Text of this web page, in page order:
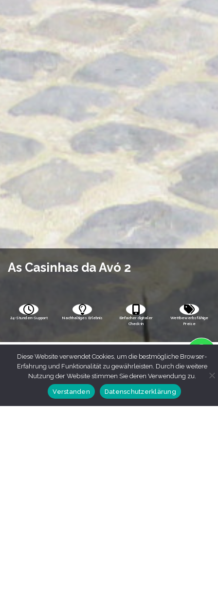
As Casinhas da Avó 2
24-Stunden-Support Nachhaltiges Erlebnis
Einfacher digitaler
Check-in
Wettbewerbsfähige
Preise
Diese Website verwendet Cookies, um die bestmögliche Browser-
Erfahrung und Funktionalität zu gewährleisten. Durch die weitere
Nutzung der Website stimmen Sie deren Verwendung zu.
Verstanden Datenschutzerklärung